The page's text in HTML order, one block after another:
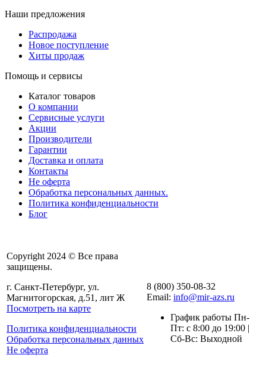
Наши предложения
Распродажа
Новое поступление
Хиты продаж
Помощь и сервисы
Каталог товаров
О компании
Сервисные услуги
Акции
Производители
Гарантии
Доставка и оплата
Контакты
Не оферта
Обработка персональных данных.
Политика конфиденциальности
Блог
Copyright 2024 © Все права
защищены.
г. Санкт-Петербург, ул.
Магнитогорская, д.51, лит Ж
Посмотреть на карте
Политика конфиденциальности
Обработка персональных данных
Не оферта
8 (800) 350-08-32
Email: info@mir-azs.ru
График работы Пн-
Пт: с 8:00 до 19:00 |
Сб-Вс: Выходной